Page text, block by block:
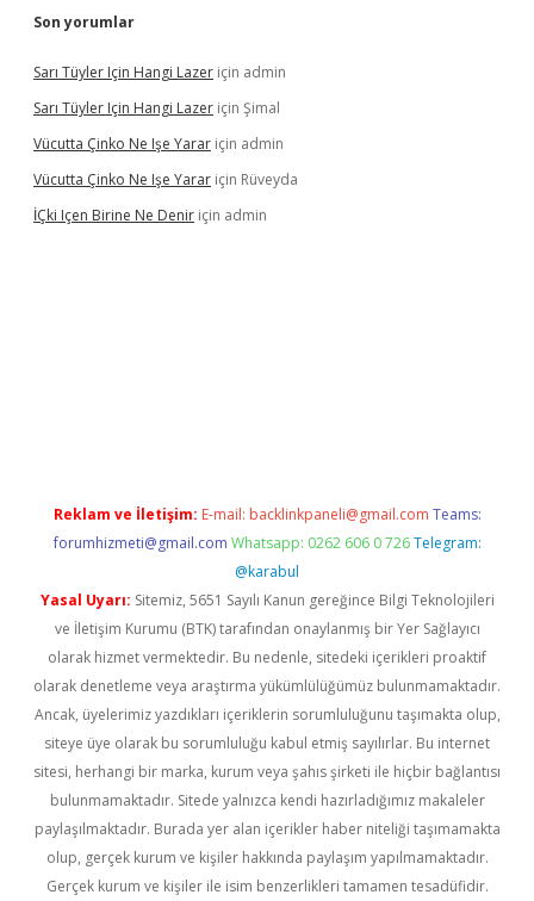
Son yorumlar
Sarı Tüyler Için Hangi Lazer için admin
Sarı Tüyler Için Hangi Lazer için Şimal
Vücutta Çinko Ne Işe Yarar için admin
Vücutta Çinko Ne Işe Yarar için Rüveyda
İÇki Içen Birine Ne Denir için admin
Reklam ve İletişim: E-mail: backlinkpaneli@gmail.com Teams:
forumhizmeti@gmail.com Whatsapp: 0262 606 0 726 Telegram:
@karabul
Yasal Uyarı: Sitemiz, 5651 Sayılı Kanun gereğince Bilgi Teknolojileri
ve İletişim Kurumu (BTK) tarafından onaylanmış bir Yer Sağlayıcı
olarak hizmet vermektedir. Bu nedenle, sitedeki içerikleri proaktif
olarak denetleme veya araştırma yükümlülüğümüz bulunmamaktadır.
Ancak, üyelerimiz yazdıkları içeriklerin sorumluluğunu taşımakta olup,
siteye üye olarak bu sorumluluğu kabul etmiş sayılırlar. Bu internet
sitesi, herhangi bir marka, kurum veya şahıs şirketi ile hiçbir bağlantısı
bulunmamaktadır. Sitede yalnızca kendi hazırladığımız makaleler
paylaşılmaktadır. Burada yer alan içerikler haber niteliği taşımamakta
olup, gerçek kurum ve kişiler hakkında paylaşım yapılmamaktadır.
Gerçek kurum ve kişiler ile isim benzerlikleri tamamen tesadüfidir.